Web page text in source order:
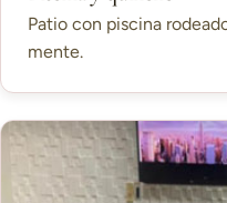
Patio con piscina
mente.